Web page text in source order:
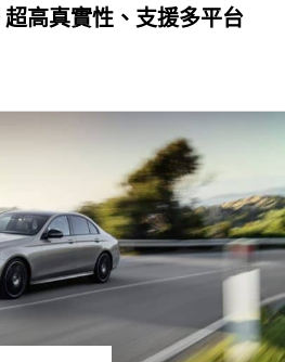
高真實性、支援多平台